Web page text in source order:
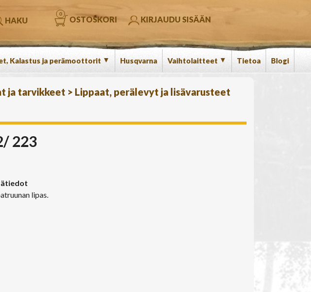
HAKU OSTOSKORI
0
KIRJAUDU SISÄÄN
Kalastus ja perämoottorit ▼ Husqvarna Vaihtolaitteet ▼ Tietoa Blogi
ja tarvikkeet > Lippaat, perälevyt ja lisävarusteet
223
lipas.